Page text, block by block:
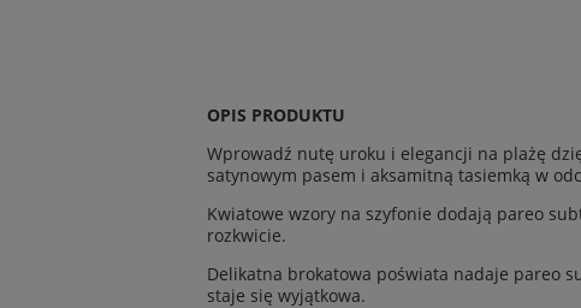
OPIS PRODUKTU
Wprowadź nutę uroku i elegancji na plażę
satynowym pasem i aksamitną tasiemką w
Kwiatowe wzory na szyfonie dodają pareo
rozkwicie.
Delikatna brokatowa poświata nadaje pareo
staje się wyjątkowa.